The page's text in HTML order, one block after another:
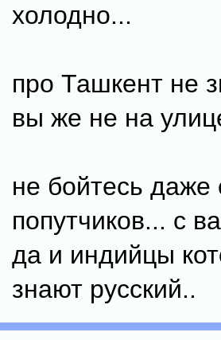
холодно...
про Ташкент не
вы же не на
не бойтесь
попутчиков... с
да и индийцы
знают русский..